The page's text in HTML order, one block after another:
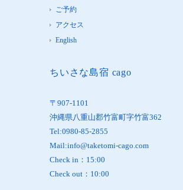
ご予約
アクセス
English
ちいさな島宿 cago
〒907-1101
沖縄県八重山郡竹富町字竹富362
Tel:0980-85-2855
Mail:info@taketomi-cago.com
Check in：15:00
Check out：10:00